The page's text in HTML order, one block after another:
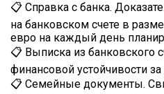
📋 Справка с банка.
на банковском счете в
евро на каждый день
📋 Выписка из банковского
финансовой устойчивости
📋 Семейные документы.